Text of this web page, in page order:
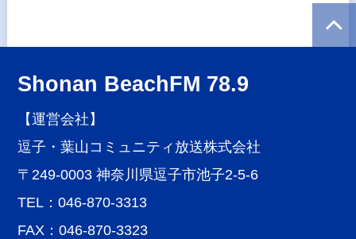
Shonan BeachFM 78.9
【運営会社】
逗子・葉山コミュニティ放送株式会社
〒249-0003 神奈川県逗子市池子2-5-6
TEL：046-870-3313
FAX：046-870-3323